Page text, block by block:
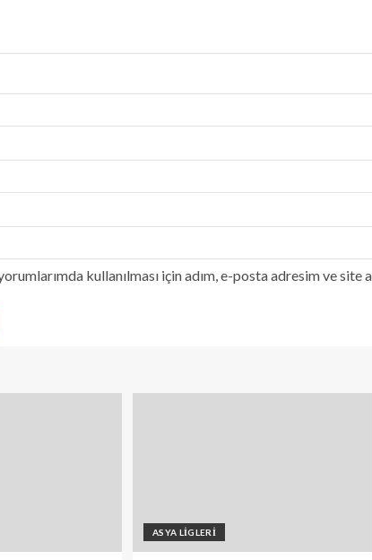
kullanılması için adım, e-posta adresim ve site
ASYA LİGLERİ